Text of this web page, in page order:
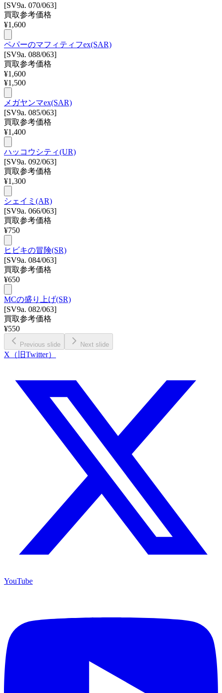
[SV9a. 070/063]
買取参考価格
¥1,600
ペパーのマフィティフex(SAR)
[SV9a. 088/063]
買取参考価格
¥1,600
¥1,500
メガヤンマex(SAR)
[SV9a. 085/063]
買取参考価格
¥1,400
ハッコウシティ(UR)
[SV9a. 092/063]
買取参考価格
¥1,300
シェイミ(AR)
[SV9a. 066/063]
買取参考価格
¥750
ヒビキの冒険(SR)
[SV9a. 084/063]
買取参考価格
¥650
MCの盛り上げ(SR)
[SV9a. 082/063]
買取参考価格
¥550
Previous slide Next slide
X（旧Twitter）
YouTube